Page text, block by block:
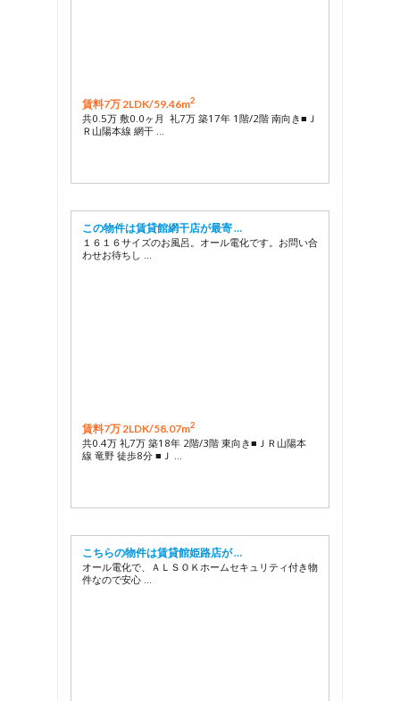
賃料7万 2LDK/59.46m2
共0.5万 敷0.0ヶ月 礼7万 築17年 1階/2階 南向き■Ｊ
Ｒ山陽本線 網干 …
この物件は賃貸館網干店が最寄 …
１６１６サイズのお風呂。オール電化です。お問い合
わせお待ちし …
賃料7万 2LDK/58.07m2
共0.4万 礼7万 築18年 2階/3階 東向き■ＪＲ山陽本
線 竜野 徒歩8分 ■Ｊ …
こちらの物件は賃貸館姫路店が …
オール電化で、ＡＬＳＯＫホームセキュリティ付き物
件なので安心 …